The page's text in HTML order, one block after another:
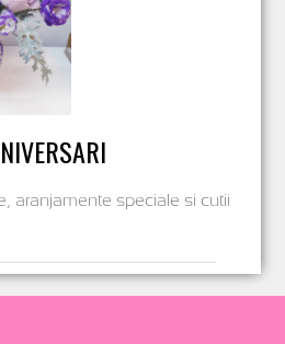
aranjamente speciale si cutii